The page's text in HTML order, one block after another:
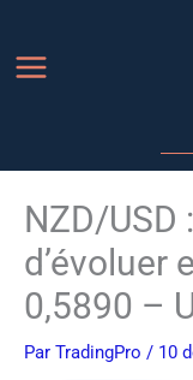
contenu
NZD/USD
d’évoluer
0,5890 –
Par TradingPro / 10